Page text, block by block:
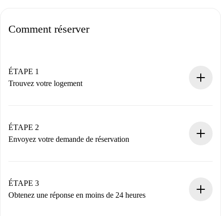
Comment réserver
ÉTAPE 1
Trouvez votre logement
Vous disposez à l’avance de toutes les informations
nécessaires.
ÉTAPE 2
Envoyez votre demande de réservation
Nous ne vous facturerons rien tant que le propriétaire
n’aura pas accepté.
ÉTAPE 3
Obtenez une réponse en moins de 24 heures